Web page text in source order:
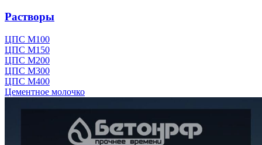
Растворы
ЦПС М100
ЦПС М150
ЦПС М200
ЦПС М300
ЦПС М400
Цементное молочко